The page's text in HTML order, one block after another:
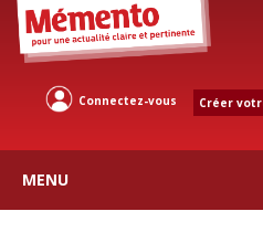
Connectez-vous Créer
MENU